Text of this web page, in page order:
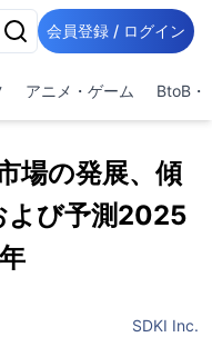
会員登録 / ログイン
アニメ・ゲーム BtoB・
場の発展、傾
よび予測2025
SDKI Inc.